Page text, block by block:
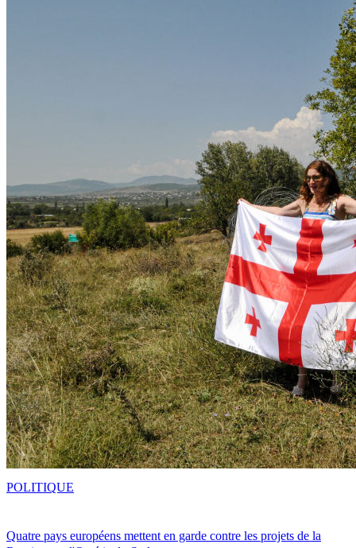
Quatre pays européens mettent en garde contre les projets de la
POLITIQUE